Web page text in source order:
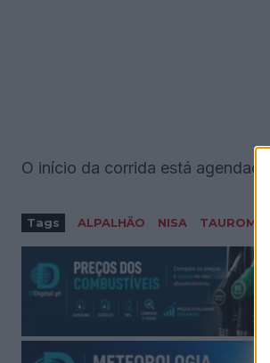
O início da corrida está
Tags ALPALHÃO NISA